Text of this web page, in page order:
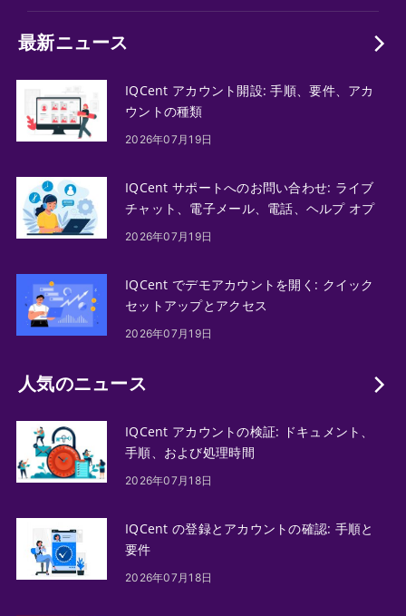
最新ニュース
IQCent アカウント開設: 手順、要件、アカ
ウントの種類
2026年07月19日
IQCent サポートへのお問い合わせ: ライブ
チャット、電子メール、電話、ヘルプ オプ
ション
2026年07月19日
IQCent でデモアカウントを開く: クイック
セットアップとアクセス
2026年07月19日
人気のニュース
IQCent アカウントの検証: ドキュメント、
手順、および処理時間
2026年07月18日
IQCent の登録とアカウントの確認: 手順と
要件
2026年07月18日